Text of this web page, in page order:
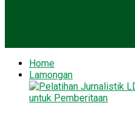
Home
Lamongan